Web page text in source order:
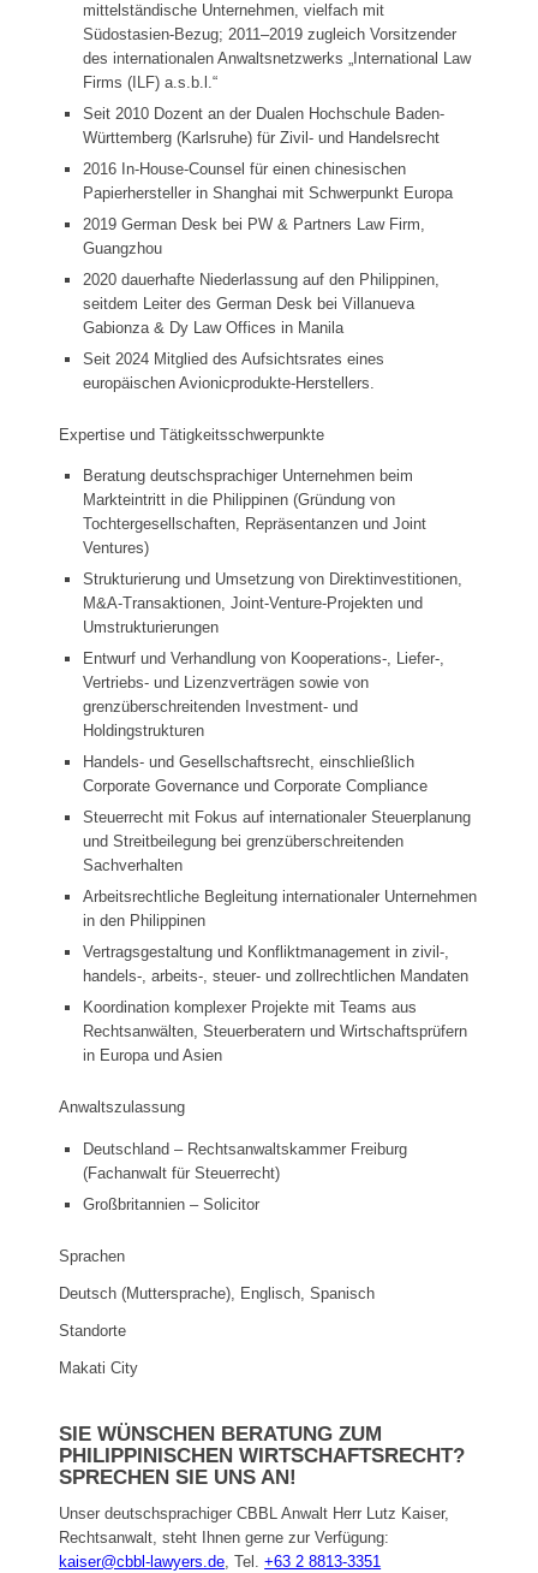
mittelständische Unternehmen, vielfach mit
Südostasien-Bezug; 2011–2019 zugleich Vorsitzender
des internationalen Anwaltsnetzwerks „International Law
Firms (ILF) a.s.b.l.“
Seit 2010 Dozent an der Dualen Hochschule Baden-
Württemberg (Karlsruhe) für Zivil- und Handelsrecht
2016 In-House-Counsel für einen chinesischen
Papierhersteller in Shanghai mit Schwerpunkt Europa
2019 German Desk bei PW & Partners Law Firm,
Guangzhou
2020 dauerhafte Niederlassung auf den Philippinen,
seitdem Leiter des German Desk bei Villanueva
Gabionza & Dy Law Offices in Manila
Seit 2024 Mitglied des Aufsichtsrates eines
europäischen Avionicprodukte-Herstellers.
Expertise und Tätigkeitsschwerpunkte
Beratung deutschsprachiger Unternehmen beim
Markteintritt in die Philippinen (Gründung von
Tochtergesellschaften, Repräsentanzen und Joint
Ventures)
Strukturierung und Umsetzung von Direktinvestitionen,
M&A-Transaktionen, Joint-Venture-Projekten und
Umstrukturierungen
Entwurf und Verhandlung von Kooperations-, Liefer-,
Vertriebs- und Lizenzverträgen sowie von
grenzüberschreitenden Investment- und
Holdingstrukturen
Handels- und Gesellschaftsrecht, einschließlich
Corporate Governance und Corporate Compliance
Steuerrecht mit Fokus auf internationaler Steuerplanung
und Streitbeilegung bei grenzüberschreitenden
Sachverhalten
Arbeitsrechtliche Begleitung internationaler Unternehmen
in den Philippinen
Vertragsgestaltung und Konfliktmanagement in zivil-,
handels-, arbeits-, steuer- und zollrechtlichen Mandaten
Koordination komplexer Projekte mit Teams aus
Rechtsanwälten, Steuerberatern und Wirtschaftsprüfern
in Europa und Asien
Anwaltszulassung
Deutschland – Rechtsanwaltskammer Freiburg
(Fachanwalt für Steuerrecht)
Großbritannien – Solicitor
Sprachen
Deutsch (Muttersprache), Englisch, Spanisch
Standorte
Makati City
SIE WÜNSCHEN BERATUNG ZUM
PHILIPPINISCHEN WIRTSCHAFTSRECHT?
SPRECHEN SIE UNS AN!
Unser deutschsprachiger CBBL Anwalt Herr Lutz Kaiser,
Rechtsanwalt, steht Ihnen gerne zur Verfügung:
kaiser@cbbl-lawyers.de , Tel.+63 2 8813-3351